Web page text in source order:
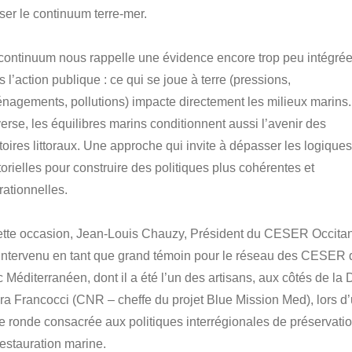
le continuum terre-mer.
nous rappelle une évidence encore trop peu
l’action publique : ce qui se joue à terre (pressions,
pollutions) impacte directement les milieux
les équilibres marins conditionnent aussi l’avenir des
littoraux. Une approche qui invite à dépasser les logiques
pour construire des politiques plus cohérentes et
occasion, Jean-Louis Chauzy, Président du CESER
en tant que grand témoin pour le réseau des CESER
Méditerranéen, dont il a été l’un des artisans, aux côtés de la
Francocci (CNR – cheffe du projet Blue Mission Med), lors
ronde consacrée aux politiques interrégionales de
marine.